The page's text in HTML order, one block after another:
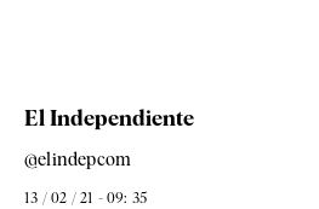
El Independiente
@elindepcom
13 / 02 / 21 - 09: 35